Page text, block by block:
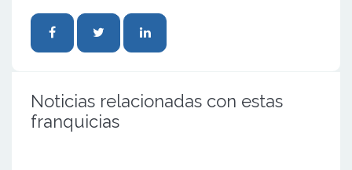
Noticias relacionadas con estas
franquicias